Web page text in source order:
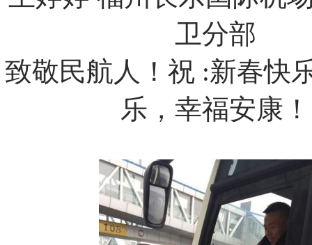
卫分部
致敬民航人！祝 :新春快
乐，幸福安康！